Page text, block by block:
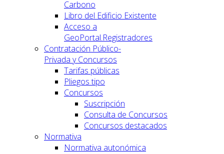
Carbono
Libro del Edificio Existente
Acceso a
GeoPortal.Registradores
Contratación Público-
Privada y Concursos
Tarifas públicas
Pliegos tipo
Concursos
Suscripción
Consulta de Concursos
Concursos destacados
Normativa
Normativa autonómica